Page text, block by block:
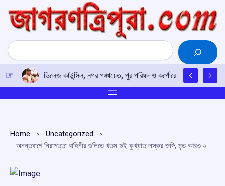
content
Search
ভিলেজ কাউন্সিল, নগর পঞ্চায়েত, পুর পরিষদ ও কর্পোরেশন নির্বাচন নিয়ে
Home
Uncategorized
অনন্তবাগে নিরাপত্তা বাহিনীর গুলিতে খতম দুই কুখ্যাত লস্কর জঙ্গি, মৃত আরও ২